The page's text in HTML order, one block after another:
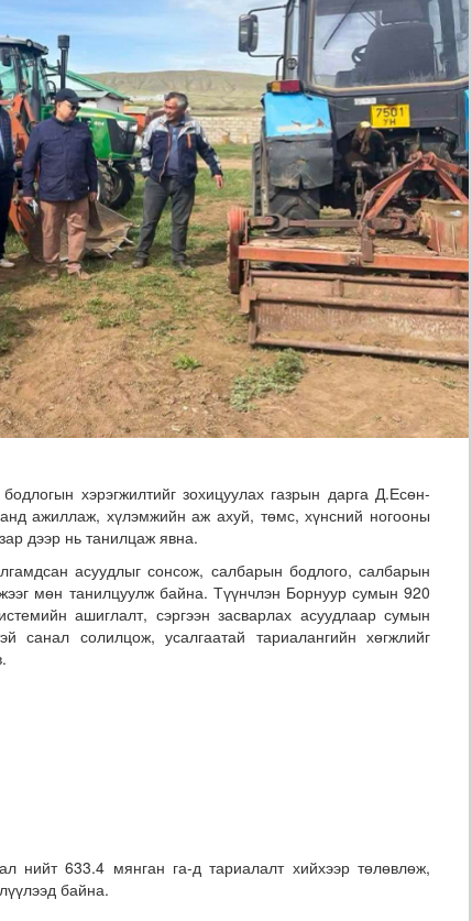
70 МВт-ын хүчин чадалтай ДЦС-ын технологийн анхн..
ашиглалтад ороход бэлэн болжээ
хэрэгжилтийг зохицуулах газрын дарга Д.Есөн-
ажиллаж, хүлэмжийн аж ахуй, төмс, хүнсний ногооны
дээр нь танилцаж явна.
асуудлыг сонсож, салбарын бодлого, салбарын
мөн танилцуулж байна. Түүнчлэн Борнуур сумын 920
ашиглалт, сэргээн засварлах асуудлаар сумын
санал солилцож, усалгаатай тариалангийн хөгжлийг
нийт 633.4 мянган га-д тариалалт хийхээр төлөвлөж,
байна.